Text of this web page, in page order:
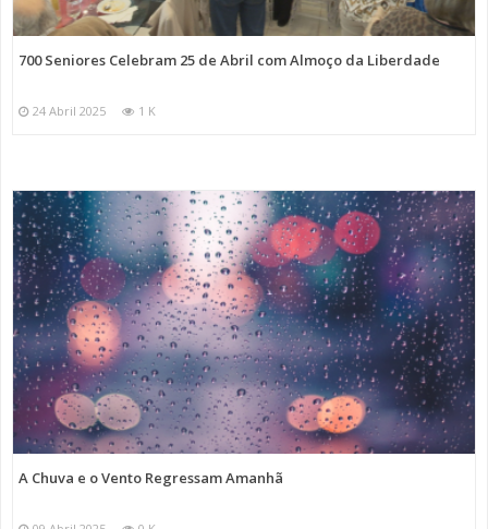
700 Seniores Celebram 25 de Abril com Almoço da Liberdade
24 Abril 2025 1 K
A Chuva e o Vento Regressam Amanhã